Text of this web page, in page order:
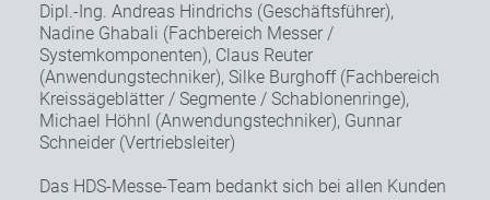
Dipl.-Ing. Andreas Hindrichs (Geschäftsführer),
Nadine Ghabali (Fachbereich Messer /
Systemkomponenten), Claus Reuter
(Anwendungstechniker), Silke Burghoff (Fachbereich
Kreissägeblätter / Segmente / Schablonenringe),
Michael Höhnl (Anwendungstechniker), Gunnar
Schneider (Vertriebsleiter)
Das HDS-Messe-Team bedankt sich bei allen Kunden